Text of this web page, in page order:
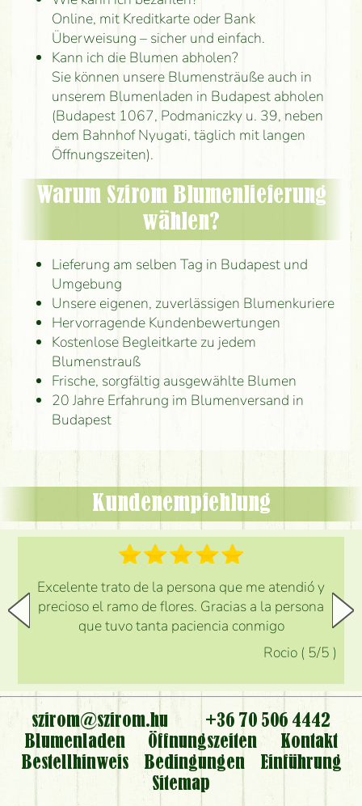
Online, mit Kreditkarte oder Bank
Überweisung – sicher und einfach.
Kann ich die Blumen abholen?
Sie können unsere Blumensträuße auch in
unserem Blumenladen in Budapest abholen
(Budapest 1067, Podmaniczky u. 39, neben
dem Bahnhof Nyugati, täglich mit langen
Öffnungszeiten).
Warum Szirom Blumenlieferung
wählen?
Lieferung am selben Tag in Budapest und
Umgebung
Unsere eigenen, zuverlässigen Blumenkuriere
Hervorragende Kundenbewertungen
Kostenlose Begleitkarte zu jedem
Blumenstrauß
Frische, sorgfältig ausgewählte Blumen
20 Jahre Erfahrung im Blumenversand in
Budapest
Kundenempfehlung
Excelente trato de la persona que me atendió y
precioso el ramo de flores. Gracias a la persona
que tuvo tanta paciencia conmigo
Rocio ( 5/5 )
szirom@szirom.hu
+36 70 506 4442
Blumenladen
Öffnungszeiten
Kontakt
Bestellhinweis
Bedingungen
Einführung
Sitemap